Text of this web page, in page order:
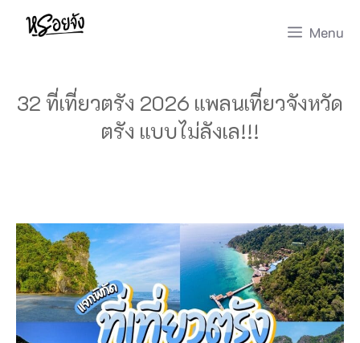
Skip
Menu
32 ที่เที่ยวตรัง 2026 แพลนเที่ยวจังหวัด
ตรัง แบบไม่ลังเล!!!